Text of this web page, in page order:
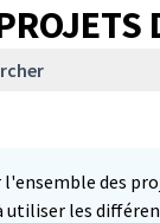
l'ensemble des
utiliser les